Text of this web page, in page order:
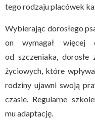
tego rodzaju placówek
Wybierając dorosłego
on wymagał więcej
od szczeniaka,
życiowych, które
rodziny ujawni swoją
czasie. Regularne
mu adaptację.